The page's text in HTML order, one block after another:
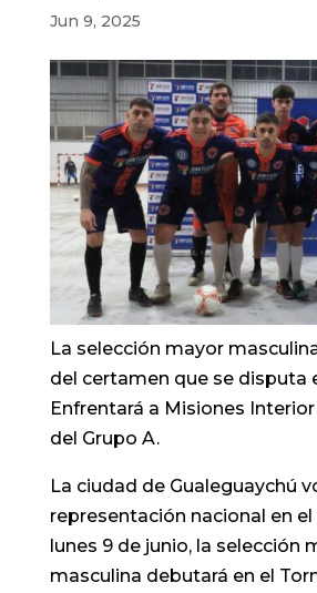
Jun 9, 2025
La selección mayor
del certamen que se disputa
Enfrentará a Misiones
del Grupo A.
La ciudad de Gualeguaychú
representación nacional en
lunes 9 de junio, la selección
masculina debutará en el